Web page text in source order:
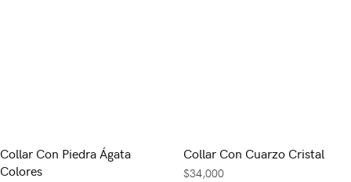
Collar Con Piedra Ágata
Colores
Collar Con Cuarzo Cristal
$34,000